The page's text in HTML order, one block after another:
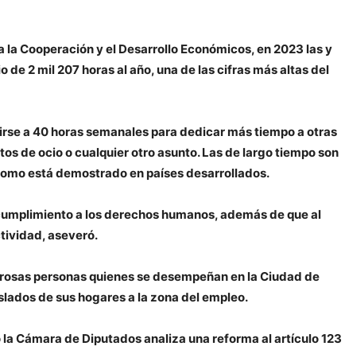
Cooperación y el Desarrollo Económicos, en 2023 las y
de 2 mil 207 horas al año, una de las cifras más altas del
a 40 horas semanales para dedicar más tiempo a otras
de ocio o cualquier otro asunto. Las de largo tiempo son
está demostrado en países desarrollados.
a los derechos humanos, además de que al
aseveró.
personas quienes se desempeñan en la Ciudad de
de sus hogares a la zona del empleo.
Cámara de Diputados analiza una reforma al artículo 123